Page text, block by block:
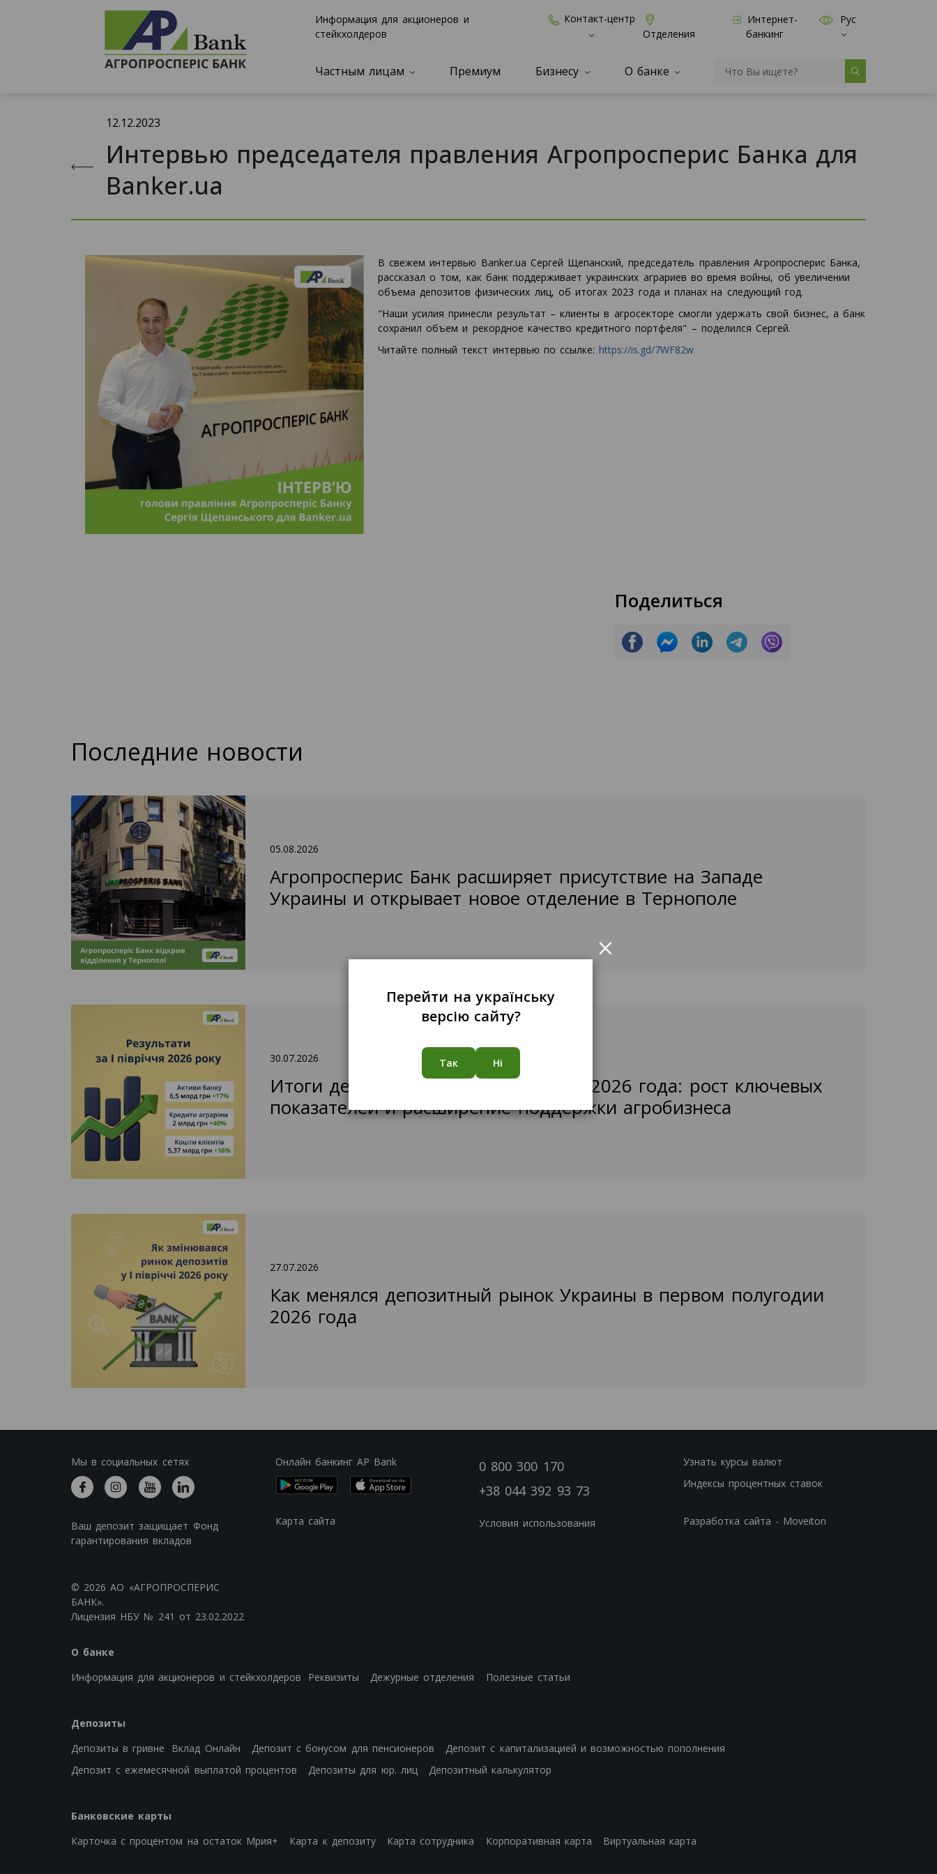
Информация для акционеров и
стейкхолдеров
Контакт-центр
Отделения
Интернет-
банкинг
Рус
Частным лицам Премиум Бизнесу О банке
12.12.2023
Интервью председателя правления Агропросперис Банка для
Banker.ua
В свежем интервью Banker.ua Сергей Щепанский, председатель правления Агропросперис Банка,
рассказал о том, как банк поддерживает украинских аграриев во время войны, об увеличении
объема депозитов физических лиц, об итогах 2023 года и планах на следующий год.
"Наши усилия принесли результат – клиенты в агросекторе смогли удержать свой бизнес, а банк
сохранил объем и рекордное качество кредитного портфеля" – поделился Сергей.
Читайте полный текст интервью по ссылке: https://is.gd/7WF82w
Поделиться
Последние новости
05.08.2026
Агропросперис Банк расширяет присутствие на Западе
Украины и открывает новое отделение в Тернополе
30.07.2026
Итоги деятельности за I полугодие 2026 года: рост ключевых
показателей и расширение поддержки агробизнеса
27.07.2026
Как менялся депозитный рынок Украины в первом полугодии
2026 года
0 800 300 170
+38 044 392 93 73
Условия использования
Узнать курсы валют
Индексы процентных ставок
Разработка сайта - Moveiton
Онлайн банкинг AP Bank
Карта сайта
Мы в социальных сетях
Ваш депозит защищает Фонд
гарантирования вкладов
© 2026 АО «АГРОПРОСПЕРИС
БАНК».
Лицензия НБУ № 241 от 23.02.2022
О банке
Информация для акционеров и стейкхолдеров
Реквизиты Дежурные отделения Полезные статьи
Депозиты
Депозиты в гривне
Вклад Онлайн Депозит с бонусом для пенсионеров
Депозит с капитализацией и возможностью пополнения
Депозит с ежемесячной выплатой процентов
Депозиты для юр. лиц Депозитный калькулятор
Банковские карты
Карточка с процентом на остаток Мрия+
Карта к депозиту Карта сотрудника Корпоративная карта Виртуальная карта
×
Перейти на українську
версію сайту?
Так Ні